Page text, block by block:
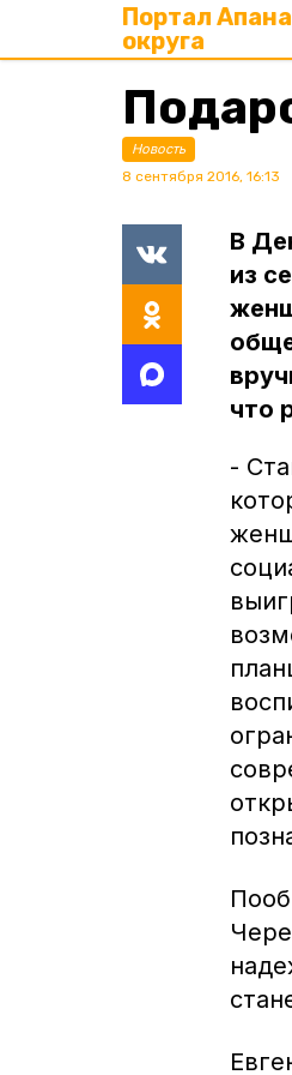
Портал
округа
Новость
8 сентября 2016, 16:13
В
из
что
-